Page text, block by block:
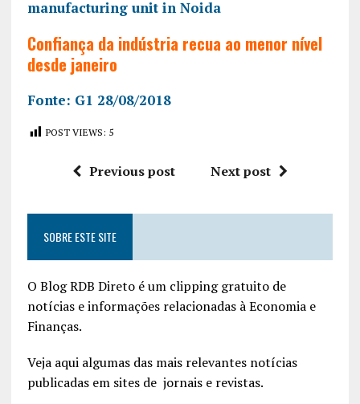
Confiança da indústria recua ao menor nível
desde janeiro
Fonte: G1 28/08/2018
POST VIEWS: 5
Previous post Next post
SOBRE ESTE SITE
O Blog RDB Direto é um clipping gratuito de
notícias e informações relacionadas à Economia e
Finanças.
Veja aqui algumas das mais relevantes notícias
publicadas em sites de jornais e revistas.